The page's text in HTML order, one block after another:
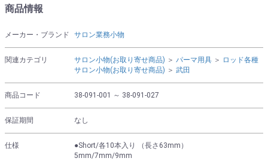
商品情報
メーカー・ブランド サロン業務小物
関連カテゴリ サロン小物(お取り寄せ商品) ＞ パーマ用具 ＞ ロッド各種
サロン小物(お取り寄せ商品) ＞ 武田
商品コード 38-091-001 ～ 38-091-027
保証期間 なし
仕様
●Short/各10本入り （長さ63mm）
5mm/7mm/9mm